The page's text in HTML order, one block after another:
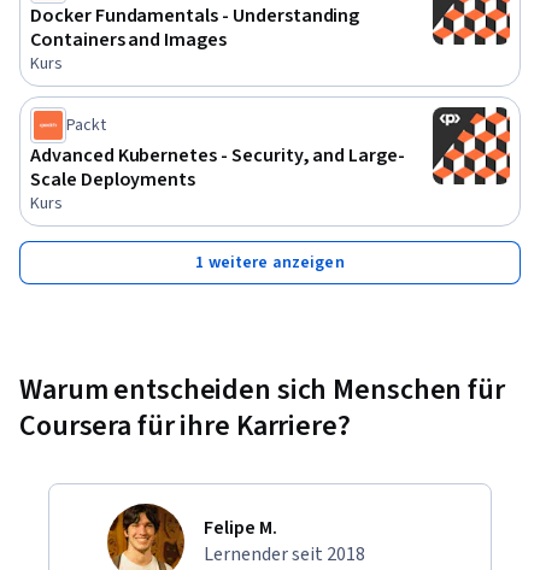
Docker Fundamentals - Understanding
Containers and Images
Kurs
Packt
Advanced Kubernetes - Security, and Large-
Scale Deployments
Kurs
1 weitere anzeigen
Warum entscheiden sich Menschen für
Coursera für ihre Karriere?
Felipe M.
Lernender seit 2018